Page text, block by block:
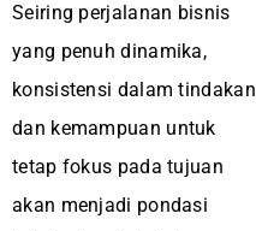
Seiring perjalanan bisnis
yang penuh dinamika,
konsistensi dalam tindakan
dan kemampuan untuk
tetap fokus pada tujuan
akan menjadi pondasi